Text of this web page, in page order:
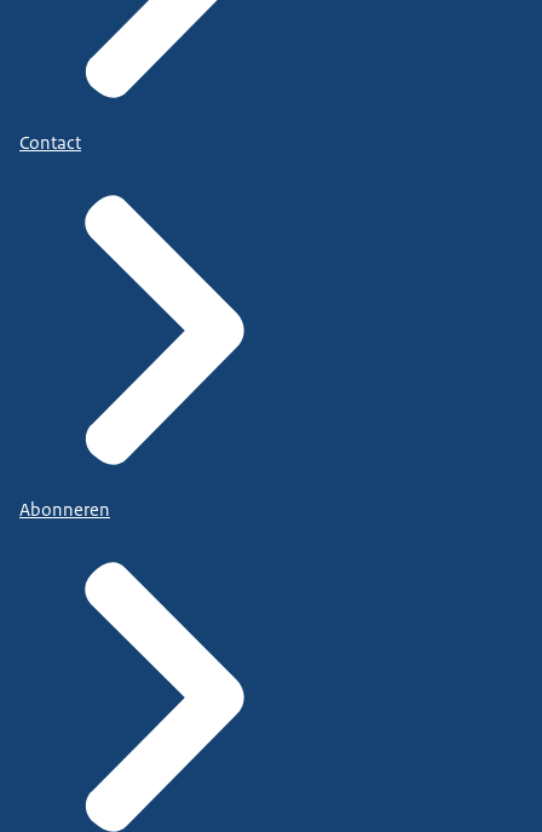
Contact
Abonneren